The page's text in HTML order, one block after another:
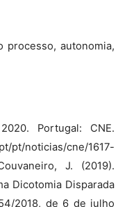
processo, autonomia,
Portugal: CNE.
pt/noticias/cne/1617-
J. (2019).
Dicotomia Disparada
2018, de 6 de julho